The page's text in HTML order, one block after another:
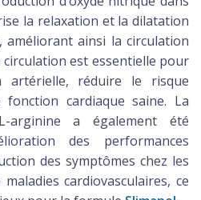
la relaxation et la dilatation
améliorant ainsi la circulation
est essentielle pour
artérielle, réduire le risque
fonction cardiaque saine. La
arginine a également été
des performances
des symptômes chez les
cardiovasculaires, ce